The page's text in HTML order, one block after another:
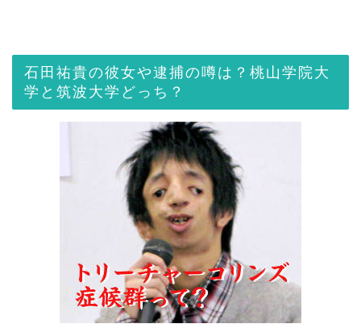
石田祐貴の彼女や逮捕の噂は？桃山学院大
学と筑波大学どっち？